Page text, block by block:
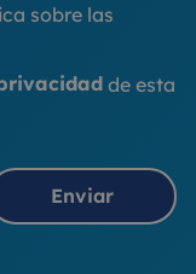
sobre las
de esta
Enviar